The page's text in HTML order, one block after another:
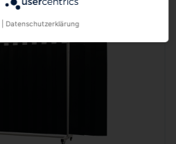
Datenschutzerklärung